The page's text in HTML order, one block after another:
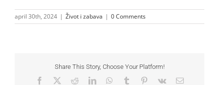
april 30th, 2024 | Život i zabava | 0 Comments
Share This Story, Choose Your Platform!
Facebook RedditLinkedInWhatsApp
Tumblr Pinterest
Vk Email